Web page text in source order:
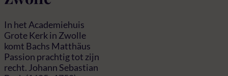
In het Academiehuis
Grote Kerk in Zwolle
komt Bachs Matthäus
Passion prachtig tot zijn
recht. Johann Sebastian